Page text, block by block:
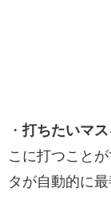
・打ちたいマ
こに打つこと
タが自動的に最